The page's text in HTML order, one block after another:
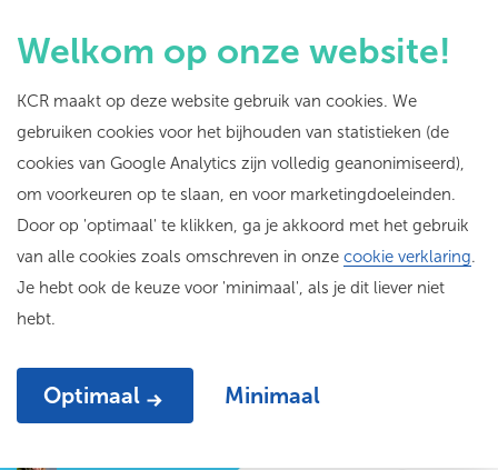
Welkom op onze website!
KCR maakt op deze website gebruik van cookies. We
gebruiken cookies voor het bijhouden van statistieken (de
cookies van Google Analytics zijn volledig geanonimiseerd),
om voorkeuren op te slaan, en voor marketingdoeleinden.
Door op 'optimaal' te klikken, ga je akkoord met het gebruik
van alle cookies zoals omschreven in onze cookie verklaring.
Je hebt ook de keuze voor 'minimaal', als je dit liever niet
hebt.
Optimaal Minimaal
KunstPakt nodigt uit
2023: middag vol
waardevolle
verbindingen tussen
onderwijs en cultuur